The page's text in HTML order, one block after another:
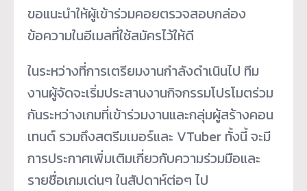
ขอแนะนำให้ผู้เข้าร่วมคอยตรวจสอบกล่อง
ข้อความในอีเมลที่ใช้สมัครไว้ให้ดี
ในระหว่างที่การเตรียมงานกำลังดำเนินไป ทีม
งานผู้จัดจะเริ่มประสานงานกิจกรรมโปรโมตร่วม
กันระหว่างเกมที่เข้าร่วมงานและกลุ่มผู้สร้างคอน
เทนต์ รวมถึงสตรีมเมอร์และ VTuber ทั้งนี้ จะมี
การประกาศเพิ่มเติมเกี่ยวกับความร่วมมือและ
รายชื่อเกมเด่นๆ ในสัปดาห์ต่อๆ ไป